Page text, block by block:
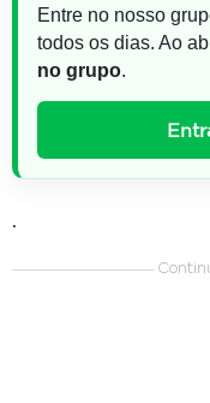
Entre no nosso
todos os dias. Ao
no grupo.
.